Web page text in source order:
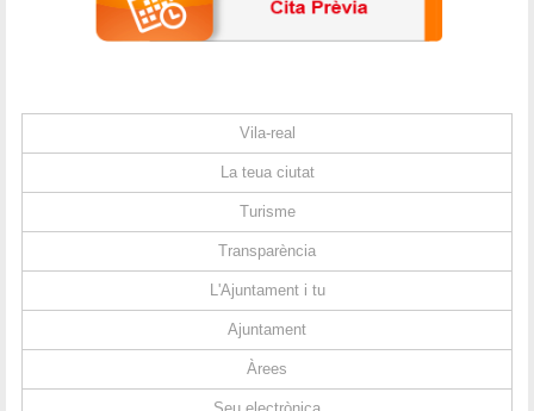
Vila-real
La teua ciutat
Turisme
Transparència
L'Ajuntament i tu
Ajuntament
Àrees